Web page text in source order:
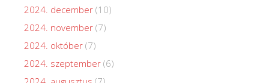
2024. december (10)
2024. november (7)
2024. október (7)
2024. szeptember (6)